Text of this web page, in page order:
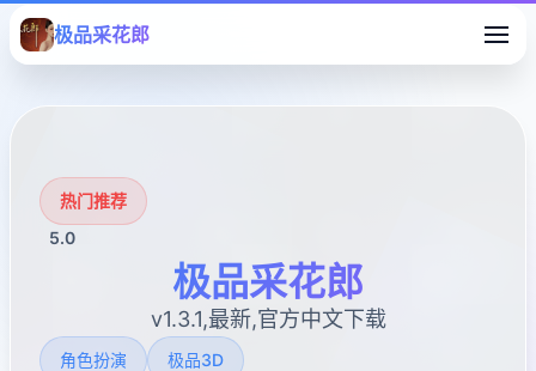
极品采花郎
热门推荐
5.0
极品采花郎
v1.3.1,最新,官方中文下载
角色扮演 极品3D